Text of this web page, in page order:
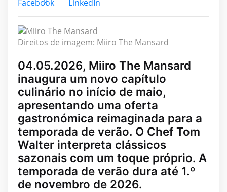
Direitos de imagem: Miiro The Mansard
04.05.2026, Miiro The Mansard
inaugura um novo capítulo
culinário no início de maio,
apresentando uma oferta
gastronómica reimaginada para a
temporada de verão. O Chef Tom
Walter interpreta clássicos
sazonais com um toque próprio. A
temporada de verão dura até 1.º
de novembro de 2026.